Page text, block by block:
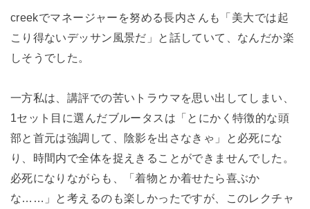
creekでマネージャーを努める長内さんも「美大では起
こり得ないデッサン風景だ」と話していて、なんだか楽
しそうでした。
一方私は、講評での苦いトラウマを思い出してしまい、
1セット目に選んだブルータスは「とにかく特徴的な頭
部と首元は強調して、陰影を出さなきゃ」と必死にな
り、時間内で全体を捉えきることができませんでした。
必死になりながらも、「着物とか着せたら喜ぶか
な……」と考えるのも楽しかったですが、このレクチャ